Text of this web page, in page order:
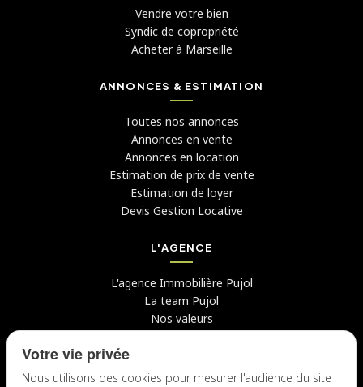
Vendre votre bien
Syndic de copropriété
Acheter à Marseille
ANNONCES & ESTIMATION
Toutes nos annonces
Annonces en vente
Annonces en location
Estimation de prix de vente
Estimation de loyer
Devis Gestion Locative
L'AGENCE
L'agence Immobilière Pujol
La team Pujol
Nos valeurs
Candidater chez nous
Votre vie privée
Nous utilisons des cookies pour mesurer l'audience du site